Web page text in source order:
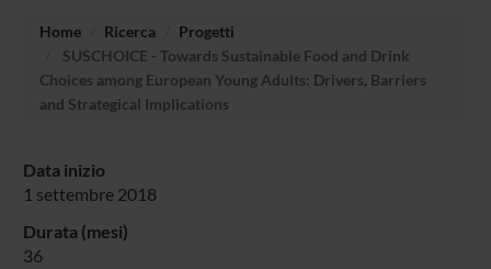
Home Ricerca
Progetti
SUSCHOICE - Towards Sustainable Food and Drink
Choices among European Young Adults: Drivers, Barriers
and Strategical Implications
Data inizio
1 settembre 2018
Durata (mesi)
36